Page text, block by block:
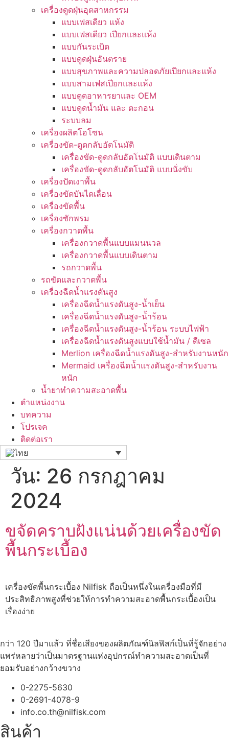
เครื่องดูดฝุ่นอุตสาหกรรม
แบบเฟสเดียว แห้ง
แบบเฟสเดียว เปียกและแห้ง
แบบกันระเบิด
แบบดูดฝุ่นอันตราย
แบบสุขภาพและความปลอดภัยเปียกและแห้ง
แบบสามเฟสเปียกและแห้ง
แบบดูดอาหารยาและ OEM
แบบดูดน้ำมัน และ ตะกอน
ระบบลม
เครื่องผลิตโอโซน
เครื่องขัด-ดูดกลับอัตโนมัติ
เครื่องขัด-ดูดกลับอัตโนมัติ แบบเดินตาม
เครื่องขัด-ดูดกลับอัตโนมัติ แบบนั่งขับ
เครื่องปัดเงาพื้น
เครื่องขัดบันไดเลื่อน
เครื่องขัดพื้น
เครื่องซักพรม
เครื่องกวาดพื้น
เครื่องกวาดพื้นแบบแมนนวล
เครื่องกวาดพื้นแบบเดินตาม
รถกวาดพื้น
รถขัดและกวาดพื้น
เครื่องฉีดน้ำแรงดันสูง
เครื่องฉีดน้ำแรงดันสูง-น้ำเย็น
เครื่องฉีดน้ำแรงดันสูง-น้ำร้อน
เครื่องฉีดน้ำแรงดันสูง-น้ำร้อน ระบบไฟฟ้า
เครื่องฉีดน้ำแรงดันสูงแบบใช้น้ำมัน / ดีเซล
Merlion เครื่องฉีดน้ำแรงดันสูง-สำหรับงานหนัก
Mermaid เครื่องฉีดน้ำแรงดันสูง-สำหรับงาน
หนัก
น้ำยาทำความสะอาดพื้น
ตำแหน่งงาน
บทความ
โปรเจค
ติดต่อเรา
วัน: 26 กรกฎาคม
2024
ขจัดคราบฝังแน่นด้วยเครื่องขัด
พื้นกระเบื้อง
เครื่องขัดพื้นกระเบื้อง Nilfisk ถือเป็นหนึ่งในเครื่องมือที่มี
ประสิทธิภาพสูงที่ช่วยให้การทำความสะอาดพื้นกระเบื้องเป็น
เรื่องง่าย
กว่า 120 ปีมาแล้ว ที่ชื่อเสียงของผลิตภัณฑ์นิลฟิสก์เป็นที่รู้จักอย่าง
แพร่หลายว่าเป็นมาตรฐานแห่งอุปกรณ์ทำความสะอาดเป็นที่
ยอมรับอย่างกว้างขวาง
0-2275-5630
0-2691-4078-9
info.co.th@nilfisk.com
สินค้า